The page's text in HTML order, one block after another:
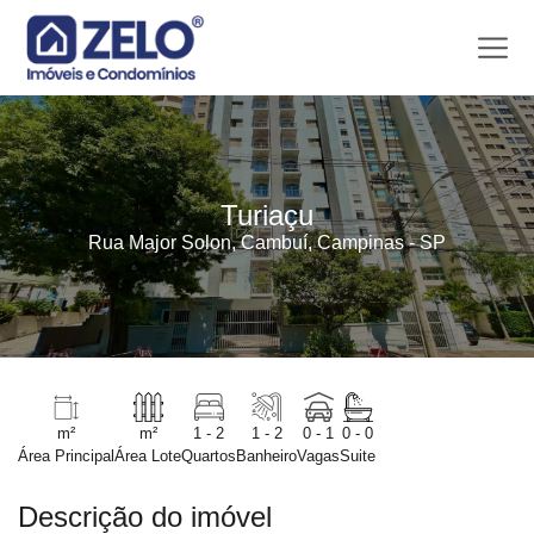
Turiaçu
Rua Major Solon, Cambuí, Campinas - SP
m²
Área Principal
m²
Área Lote
1 - 2
Quartos
1 - 2
Banheiro
0 - 1
Vagas
0 - 0
Suite
Descrição do imóvel